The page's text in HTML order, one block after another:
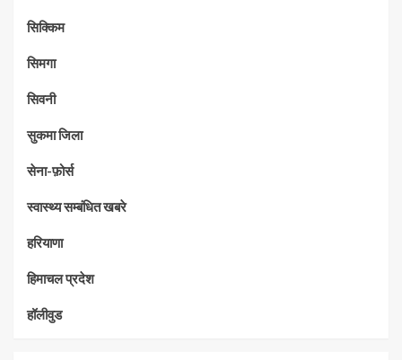
सिक्किम
सिमगा
सिवनी
सुकमा जिला
सेना-फ़ोर्स
स्वास्थ्य सम्बंधित खबरे
हरियाणा
हिमाचल प्रदेश
हॉलीवुड